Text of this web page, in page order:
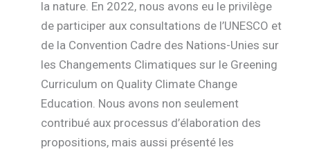
la nature. En 2022, nous avons eu le privilège
de participer aux consultations de l’UNESCO et
de la Convention Cadre des Nations-Unies sur
les Changements Climatiques sur le Greening
Curriculum on Quality Climate Change
Education. Nous avons non seulement
contribué aux processus d’élaboration des
propositions, mais aussi présenté les